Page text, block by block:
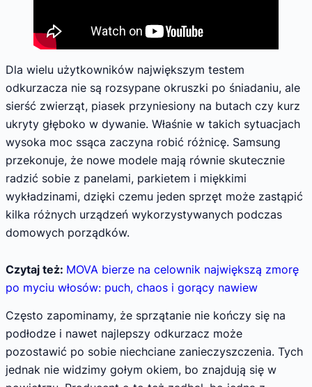
Dla wielu użytkowników największym testem
odkurzacza nie są rozsypane okruszki po śniadaniu, ale
sierść zwierząt, piasek przyniesiony na butach czy kurz
ukryty głęboko w dywanie. Właśnie w takich sytuacjach
wysoka moc ssąca zaczyna robić różnicę. Samsung
przekonuje, że nowe modele mają równie skutecznie
radzić sobie z panelami, parkietem i miękkimi
wykładzinami, dzięki czemu jeden sprzęt może zastąpić
kilka różnych urządzeń wykorzystywanych podczas
domowych porządków.
Czytaj też: MOVA bierze na celownik największą zmorę
po myciu włosów: puch, chaos i gorący nawiew
Często zapominamy, że sprzątanie nie kończy się na
podłodze i nawet najlepszy odkurzacz może
pozostawić po sobie niechciane zanieczyszczenia. Tych
jednak nie widzimy gołym okiem, bo znajdują się w